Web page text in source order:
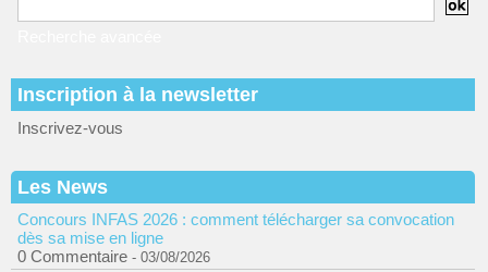
Inscription à la newsletter
Inscrivez-vous
Les News
Concours INFAS 2026 : comment télécharger sa convocation
dès sa mise en ligne
0 Commentaire - 03/08/2026